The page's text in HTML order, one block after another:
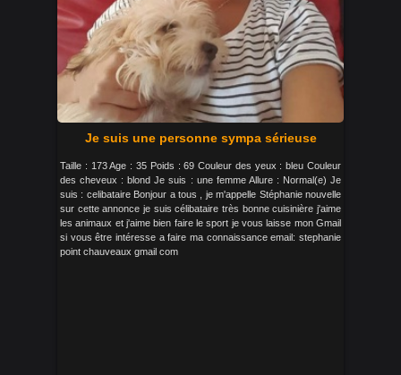
Je suis une personne sympa sérieuse
Taille : 173 Age : 35 Poids : 69 Couleur des yeux : bleu Couleur
des cheveux : blond Je suis : une femme Allure : Normal(e) Je
suis : celibataire Bonjour a tous , je m'appelle Stéphanie nouvelle
sur cette annonce je suis célibataire très bonne cuisinière j'aime
les animaux et j'aime bien faire le sport je vous laisse mon Gmail
si vous être intéresse a faire ma connaissance email: stephanie
point chauveaux gmail com